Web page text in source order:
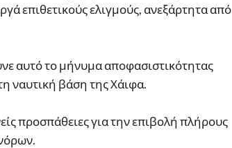
επιθετικούς ελιγμούς, ανεξάρτητα από
αυτό το μήνυμα αποφασιστικότητας
ναυτική βάση της Χάιφα.
προσπάθειες για την επιβολή πλήρους